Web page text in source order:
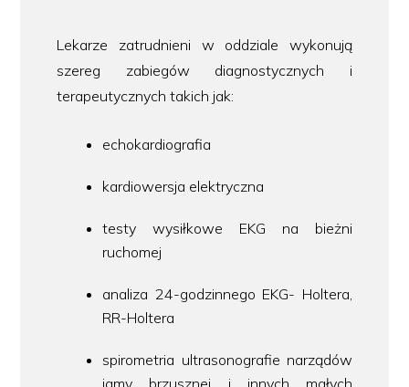
Lekarze zatrudnieni w oddziale wykonują
szereg zabiegów diagnostycznych i
terapeutycznych takich jak:
echokardiografia
kardiowersja elektryczna
testy wysiłkowe EKG na bieżni
ruchomej
analiza 24-godzinnego EKG- Holtera,
RR-Holtera
spirometria ultrasonografie narządów